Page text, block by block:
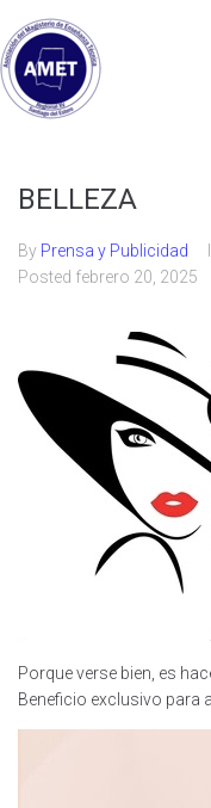
BELLEZA
By Prensa y Publicidad
Posted febrero 20, 2025
Porque verse bien, es
Beneficio exclusivo para